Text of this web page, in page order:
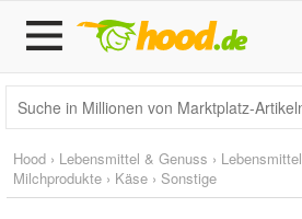
Hood › Lebensmittel & Genuss ›
Milchprodukte › Käse › Sonstige